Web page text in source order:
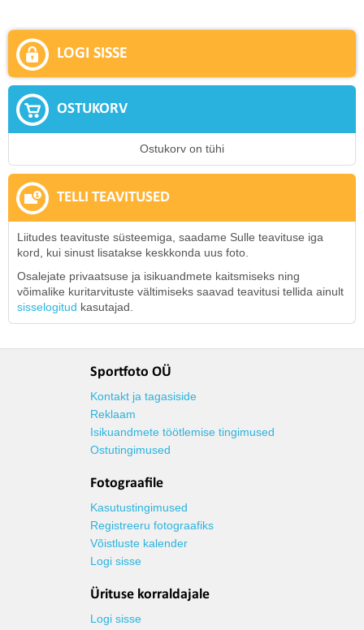
LOGI SISSE
OSTUKORV
Ostukorv on tühi
TELLI TEAVITUSED
Liitudes teavituste süsteemiga, saadame Sulle teavituse iga
kord, kui sinust lisatakse keskkonda uus foto.
Osalejate privaatsuse ja isikuandmete kaitsmiseks ning
võimalike kuritarvituste vältimiseks saavad teavitusi tellida ainult
sisselogitud kasutajad.
Sportfoto OÜ
Kontakt ja tagasiside
Reklaam
Isikuandmete töötlemise tingimused
Ostutingimused
Fotograafile
Kasutustingimused
Registreeru fotograafiks
Võistluste kalender
Logi sisse
Ürituse korraldajale
Logi sisse